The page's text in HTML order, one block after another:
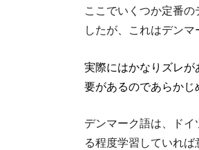
ここでいくつか定番
したが、これはデン
実際にはかなりズレ
要があるのであらかじ
デンマーク語は、ド
る程度学習していれ